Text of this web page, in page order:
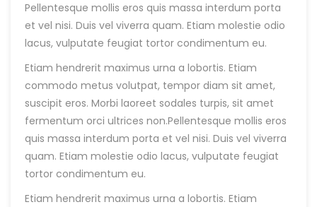
Pellentesque mollis eros quis massa interdum porta
et vel nisi. Duis vel viverra quam. Etiam molestie odio
lacus, vulputate feugiat tortor condimentum eu.
Etiam hendrerit maximus urna a lobortis. Etiam
commodo metus volutpat, tempor diam sit amet,
suscipit eros. Morbi laoreet sodales turpis, sit amet
fermentum orci ultrices non.Pellentesque mollis eros
quis massa interdum porta et vel nisi. Duis vel viverra
quam. Etiam molestie odio lacus, vulputate feugiat
tortor condimentum eu.
Etiam hendrerit maximus urna a lobortis. Etiam